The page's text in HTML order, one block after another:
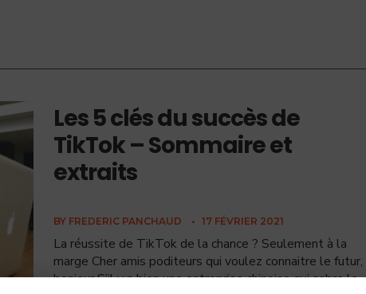
Les 5 clés du succès de
TikTok – Sommaire et
extraits
BY FREDERIC PANCHAUD • 17 FÉVRIER 2021
La réussite de TikTok de la chance ? Seulement à la
marge Cher amis poditeurs qui voulez connaitre le futur,
bonjour S’il y a bien une entreprise chinoise qui sabre le...